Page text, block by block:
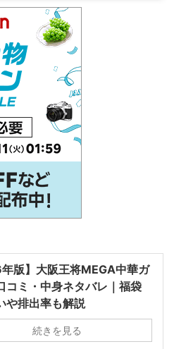
年版】大阪王将MEGA中華ガ
コミ・中身ネタバレ｜福袋
や排出率も解説
続きを見る